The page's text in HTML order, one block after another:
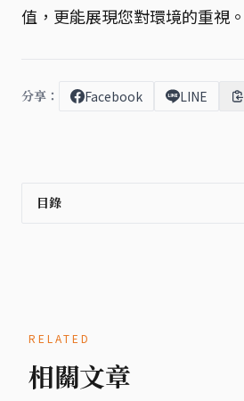
值，更能展現您對環境的重視。
分享： Facebook LINE
目錄
RELATED
相關文章